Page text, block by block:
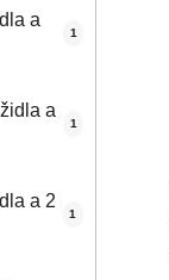
a
1
a
1
a 2
1